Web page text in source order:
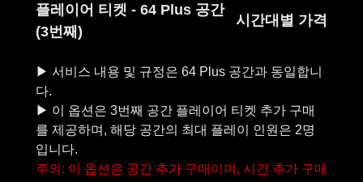
플레이어 티켓 - 64 Plus 공간
(3번째)
시간대별 가격
▶︎ 서비스 내용 및 규정은 64 Plus 공간과 동일합니
다.
▶︎ 이 옵션은 3번째 공간 플레이어 티켓 추가 구매
를 제공하며, 해당 공간의 최대 플레이 인원은 2명
주의: 이 옵션은 공간 추가 구매이며, 시간 추가 구매